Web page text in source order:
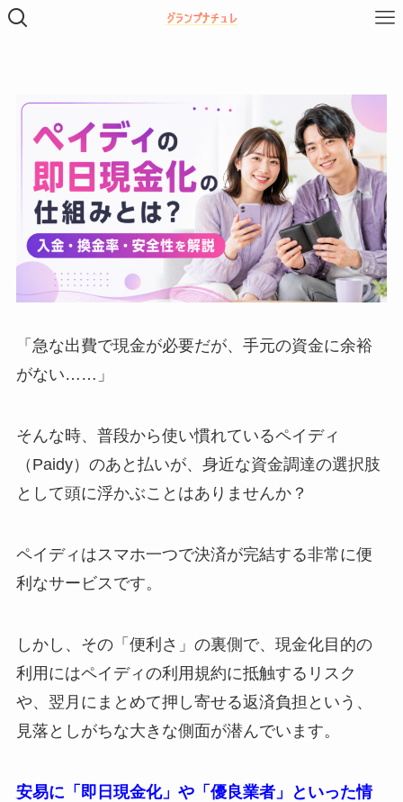
「急な出費で現金が必要だが、手元の資金に余裕
がない……」
そんな時、普段から使い慣れているペイディ
（Paidy）のあと払いが、身近な資金調達の選択肢
として頭に浮かぶことはありませんか？
ペイディはスマホ一つで決済が完結する非常に便
利なサービスです。
しかし、その「便利さ」の裏側で、現金化目的の
利用にはペイディの利用規約に抵触するリスク
や、翌月にまとめて押し寄せる返済負担という、
見落としがちな大きな側面が潜んでいます。
安易に「即日現金化」や「優良業者」といった情